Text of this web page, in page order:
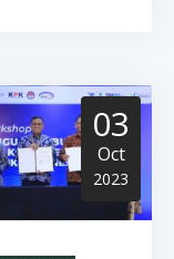
03
Oct
2023